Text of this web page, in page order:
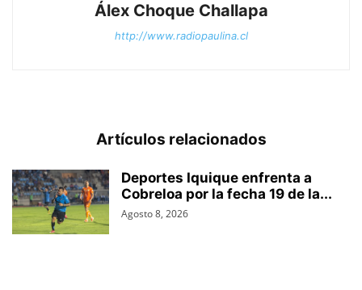
Álex Choque Challapa
http://www.radiopaulina.cl
Artículos relacionados
Deportes Iquique enfrenta a
Cobreloa por la fecha 19 de la...
Agosto 8, 2026